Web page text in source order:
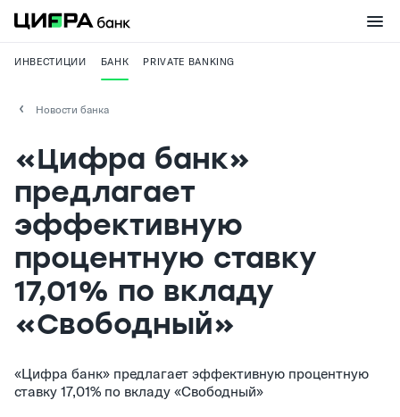
ИНВЕСТИЦИИ БАНК PRIVATE BANKING
Новости банка
«Цифра банк»
предлагает
эффективную
процентную ставку
17,01% по вкладу
«Свободный»
«Цифра банк» предлагает эффективную процентную
ставку 17,01% по вкладу «Свободный»